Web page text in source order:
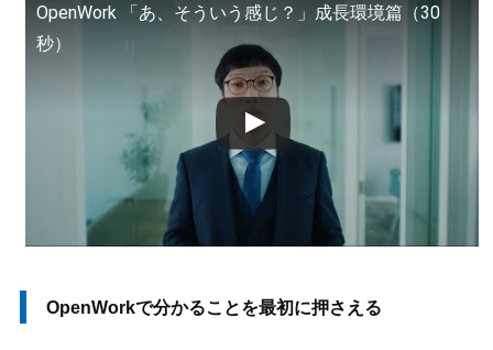
退職理由・経営者への提言｜不満の種類を分ける
OpenWorkの評価が低い会社をどう判断するか
総合評価が3以下でもすぐ候補から外さない
評価3前後を「普通」と決めつけない
上位何％やランキングは回答数も見る
ホワイト企業かどうかはOpenWorkだけで決めない
OpenWorkの口コミを信頼しすぎないための読み方
OpenWork 「あ、そういう感じ？」成長環境篇（30
秒）
OpenWorkで分かることを最初に押さえる